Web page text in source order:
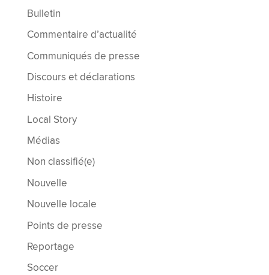
Bulletin
Commentaire d’actualité
Communiqués de presse
Discours et déclarations
Histoire
Local Story
Médias
Non classifié(e)
Nouvelle
Nouvelle locale
Points de presse
Reportage
Soccer